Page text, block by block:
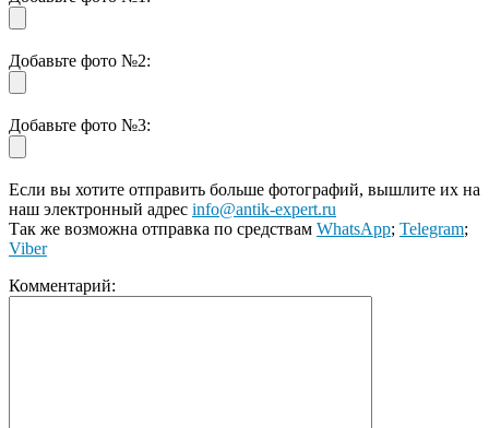
Добавьте фото №2:
Добавьте фото №3:
Если вы хотите отправить больше фотографий, вышлите их на
наш электронный адрес info@antik-expert.ru
Так же возможна отправка по средствам WhatsApp; Telegram;
Viber
Комментарий: